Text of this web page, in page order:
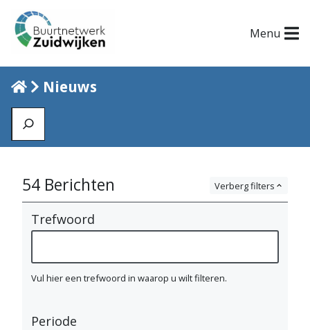
Menu
HomeNieuws
Zoeken
N
i
e
w
54 Berichten Verberg filters
Trefwoord
Vul hier een trefwoord in waarop u wilt filteren.
Periode